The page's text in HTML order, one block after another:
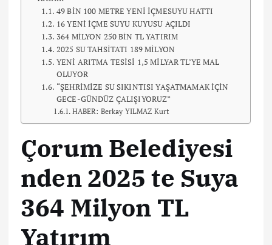
49 BİN 100 METRE YENİ İÇMESUYU HATTI
16 YENİ İÇME SUYU KUYUSU AÇILDI
364 MİLYON 250 BİN TL YATIRIM
2025 SU TAHSİTATI 189 MİLYON
YENİ ARITMA TESİSİ 1,5 MİLYAR TL’YE MAL
OLUYOR
“ŞEHRİMİZE SU SIKINTISI YAŞATMAMAK İÇİN
GECE-GÜNDÜZ ÇALIŞIYORUZ”
HABER: Berkay YILMAZ Kurt
Çorum Belediyesi
nden 2025 te Suya
364 Milyon TL
Yatırım